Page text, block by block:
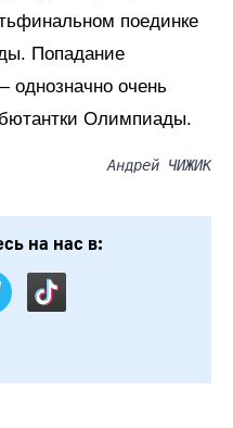
поединке
Попадание
однозначно очень
Олимпиады.
Андрей ЧИЖИК
на нас в: